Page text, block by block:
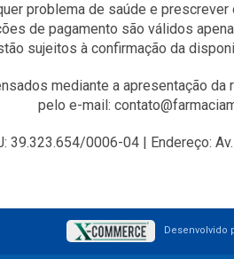
problema de saúde e
de pagamento são válidos
sujeitos à confirmação da
mediante a apresentação
pelo e-mail:
39.323.654/0006-04 | Endereço:
Desenvolvido